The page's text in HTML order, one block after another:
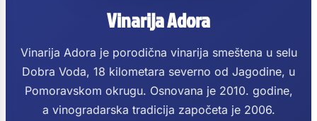
Vinarija Adora
Vinarija Adora je porodična vinarija smeštena u selu
Dobra Voda, 18 kilometara severno od Jagodine, u
Pomoravskom okrugu. Osnovana je 2010. godine,
a vinogradarska tradicija započeta je 2006.